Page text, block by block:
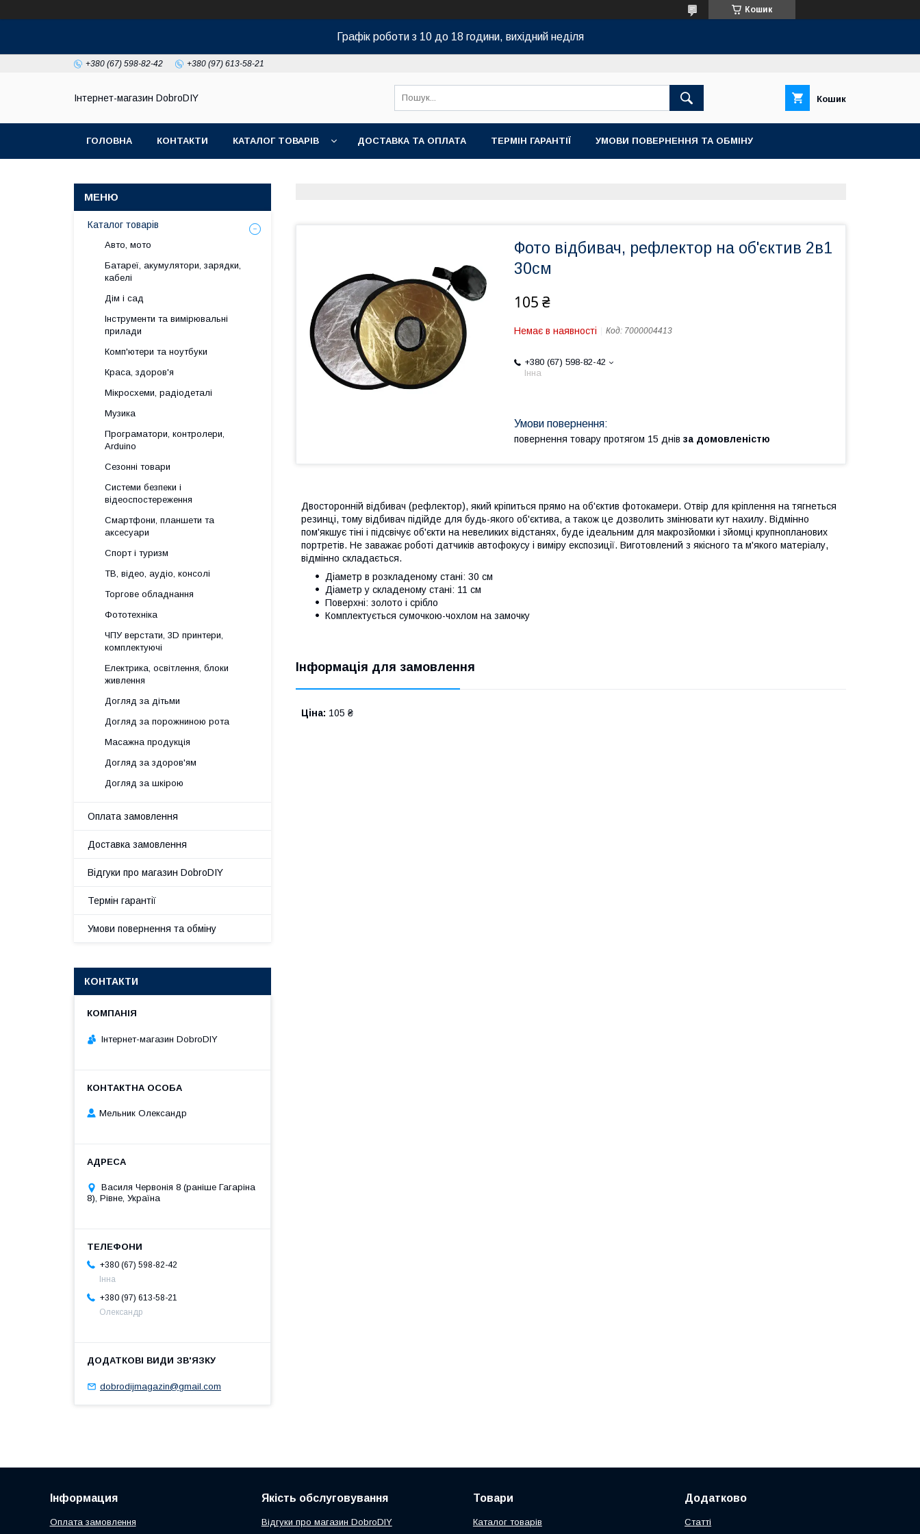
Кошик
Графік роботи з 10 до 18 години, вихідний неділя
+380 (67) 598-82-42 +380 (97) 613-58-21
Інтернет-магазин DobroDIY Кошик
ГОЛОВНА КОНТАКТИ КАТАЛОГ ТОВАРІВ ДОСТАВКА ТА ОПЛАТА ТЕРМІН ГАРАНТІЇ УМОВИ ПОВЕРНЕННЯ ТА ОБМІНУ
Фото відбивач, рефлектор на об'єктив 2в1
30см
105 ₴
Немає в наявності Код: 7000004413
+380 (67) 598-82-42
Інна
повернення товару протягом 15 днів за домовленістю
Двосторонній відбивач (рефлектор), який кріпиться прямо на об'єктив фотокамери. Отвір для кріплення на тягнеться
резинці, тому відбивач підійде для будь-якого об'єктива, а також це дозволить змінювати кут нахилу. Відмінно
пом'якшує тіні і підсвічує об'єкти на невеликих відстанях, буде ідеальним для макрозйомки і зйомці крупнопланових
портретів. Не заважає роботі датчиків автофокусу і виміру експозиції. Виготовлений з якісного та м'якого матеріалу,
відмінно складається.
Діаметр в розкладеному стані: 30 см
Діаметр у складеному стані: 11 см
Поверхні: золото і срібло
Комплектується сумочкою-чохлом на замочку
Інформація для замовлення
Ціна: 105 ₴
Каталог товарів
Авто, мото
Батареї, акумулятори, зарядки,
кабелі
Дім і сад
Інструменти та вимірювальні
прилади
Комп'ютери та ноутбуки
Краса, здоров'я
Мікросхеми, радіодеталі
Музика
Програматори, контролери,
Arduino
Сезонні товари
Системи безпеки і
відеоспостереження
Смартфони, планшети та
аксесуари
Спорт і туризм
ТВ, відео, аудіо, консолі
Торгове обладнання
Фототехніка
ЧПУ верстати, 3D принтери,
комплектуючі
Електрика, освітлення, блоки
живлення
Догляд за дітьми
Догляд за порожниною рота
Масажна продукція
Догляд за здоров'ям
Догляд за шкірою
Оплата замовлення
Доставка замовлення
Відгуки про магазин DobroDIY
Термін гарантії
Умови повернення та обміну
КОНТАКТИ
Інтернет-магазин DobroDIY
Мельник Олександр
Василя Червонія 8 (раніше Гагаріна
8), Рівне, Україна
+380 (67) 598-82-42
Інна
+380 (97) 613-58-21
Олександр
dobrodijmagazin@gmail.com
Інформация
Оплата замовлення
Якість обслуговування
Відгуки про магазин DobroDIY
Товари
Каталог товарів
Додатково
Статті